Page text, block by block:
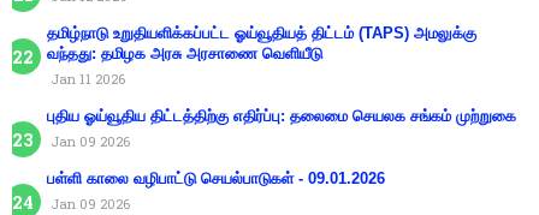
தமிழ்நாடு உறுதியளிக்கப்பட்ட ஓய்வூதியத் திட்டம் (TAPS) அமலுக்கு
வந்தது: தமிழக அரசு அரசாணை வெளியீடு
Jan 11 2026
புதிய ஓய்வூதிய திட்டத்திற்கு எதிர்ப்பு: தலைமை செயலக சங்கம் முற்றுகை
Jan 09 2026
பள்ளி காலை வழிபாட்டு செயல்பாடுகள் - 09.01.2026
Jan 09 2026